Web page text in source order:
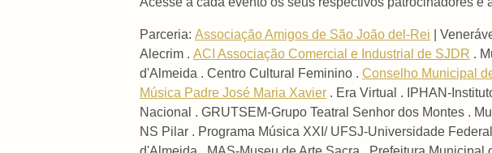
Parceria: Associação Amigos de São João del-Rei |
Alecrim . ACI Associação Comercial e Industrial de SJDR .
d'Almeida . Centro Cultural Feminino . Conselho Municipal
Música Padre José Maria Xavier . Era Virtual . IPHAN-
Nacional . GRUTSEM-Grupo Teatral Senhor dos Montes .
NS Pilar . Programa Música XXI/ UFSJ-Universidade